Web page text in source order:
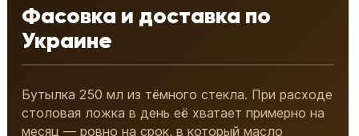
Фасовка и доставка по
Украине
Бутылка 250 мл из тёмного стекла. При расходе
столовая ложка в день её хватает примерно на
месяц — ровно на срок, в который масло